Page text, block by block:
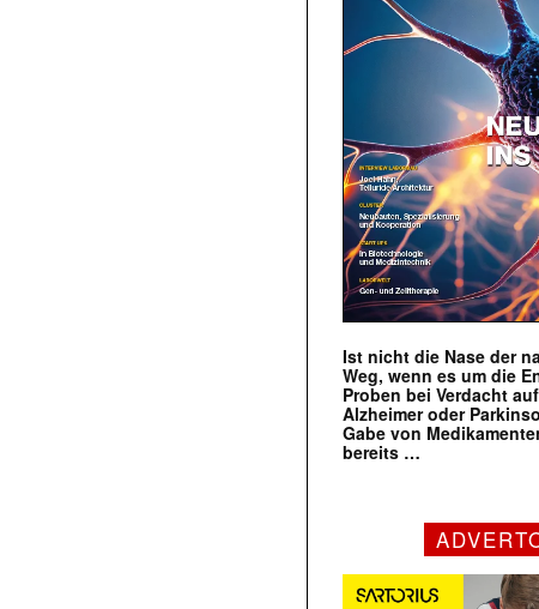
Ist nicht die Nase der
Weg, wenn es um die
Proben bei Verdacht
Alzheimer oder
Gabe von
bereits …